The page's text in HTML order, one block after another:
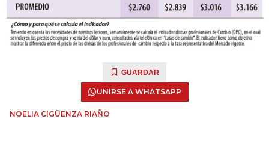
GUARDAR
UNIRSE A WHATSAPP
NOELIA CIGÜENZA RIAÑO